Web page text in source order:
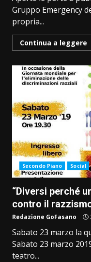
Gruppo Emergency
propria...
Continua a leggere
Secondo Piano Social
“Diversi perché
contro il
Redazione GoFasano
Sabato 23 marzo la
Sabato 23 marzo
teatro...